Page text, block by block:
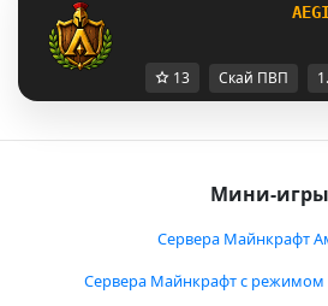
13 Скай ПВП
Мини-игры
Сервера Майнкрафт
Сервера Майнкрафт с режимом